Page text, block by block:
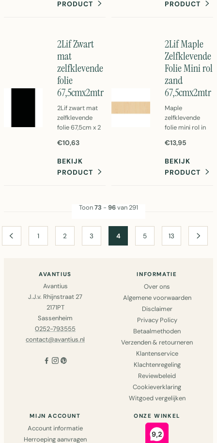
Gemakkelijk aan
tegels en meer.
PRODUCT
raamafwerking.
folie.
PRODUCT
2Lif Zwart
mat
zelfklevende
folie
67,5cmx2mtr
2Lif zwart mat
zelfklevende
folie 67,5cm x 2
Duurzame PVC
vliegengordijnen
en
te brengen met
achterkant.
€10,63
BEKIJK
PRODUCT
2Lif Maple
Zelfklevende
Folie Mini rol
zand
67,5cmx2mtr
Maple
zelfklevende
folie mini rol in
folie 67,5cm x 2
decoratie en
bescherming.
€13,95
BEKIJK
PRODUCT
Toon73 - 96van 291
1 2 3 4 5 13
AVANTIUS
Avantius
J.J.v. Rhijnstraat 27
2171PT
Sassenheim
0252-793555
contact@avantius.nl
INFORMATIE
Over ons
Algemene voorwaarden
Disclaimer
Privacy Policy
Betaalmethoden
Verzenden & retourneren
Klantenservice
Klachtenregeling
Reviewbeleid
Cookieverklaring
Witgoed vergelijken
MIJN ACCOUNT
Account informatie
Herroeping aanvragen
ONZE WINKEL